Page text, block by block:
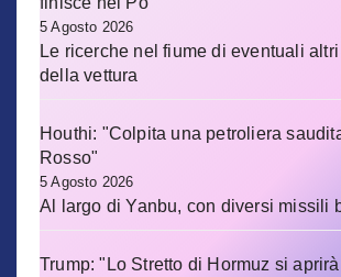
5 Agosto 2026
Le ricerche nel fiume di eventuali
della vettura
Houthi: "Colpita una petroliera
Rosso"
5 Agosto 2026
Al largo di Yanbu, con diversi missili
Trump: "Lo Stretto di Hormuz si